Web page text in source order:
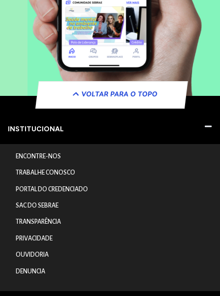
VOLTAR PARA O TOPO
INSTITUCIONAL
ENCONTRE-NOS
TRABALHE CONOSCO
PORTAL DO CREDENCIADO
SAC DO SEBRAE
TRANSPARÊNCIA
PRIVACIDADE
OUVIDORIA
DENUNCIA